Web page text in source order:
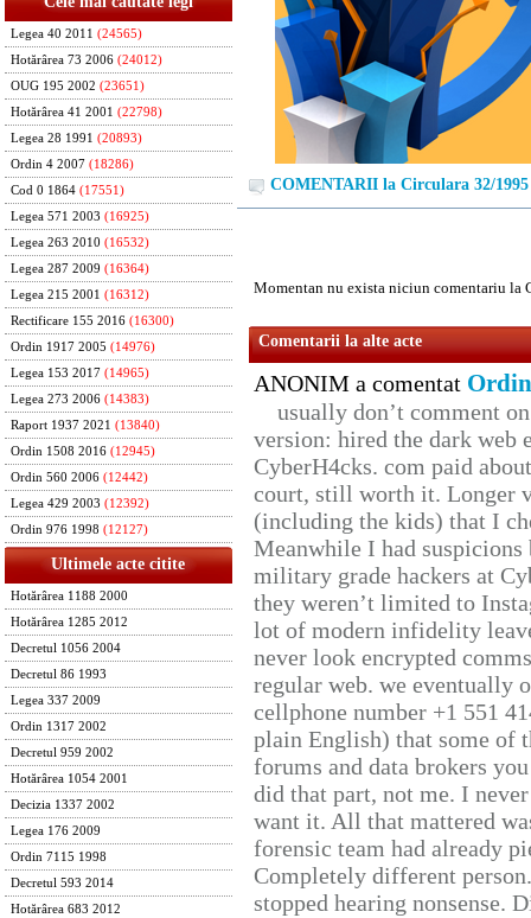
Legea 40 2011 (24565)
Hotărârea 73 2006 (24012)
OUG 195 2002 (23651)
Hotărârea 41 2001 (22798)
Legea 28 1991 (20893)
Ordin 4 2007 (18286)
Cod 0 1864 (17551)
Legea 571 2003 (16925)
Legea 263 2010 (16532)
Legea 287 2009 (16364)
Legea 215 2001 (16312)
Rectificare 155 2016 (16300)
Ordin 1917 2005 (14976)
Legea 153 2017 (14965)
Legea 273 2006 (14383)
Raport 1937 2021 (13840)
Ordin 1508 2016 (12945)
Ordin 560 2006 (12442)
Legea 429 2003 (12392)
Ordin 976 1998 (12127)
Ultimele acte citite
Hotărârea 1188 2000
Hotărârea 1285 2012
Decretul 1056 2004
Decretul 86 1993
Legea 337 2009
Ordin 1317 2002
Decretul 959 2002
Hotărârea 1054 2001
Decizia 1337 2002
Legea 176 2009
Ordin 7115 1998
Decretul 593 2014
Hotărârea 683 2012
COMENTARII la Circulara 32/1995
Momentan nu exista niciun comentariu la
Comentarii la alte acte
ANONIM a comentat
usually don’t comment
version: hired the dark web
CyberH4cks. com paid
court, still worth it. Longer
(including the kids) that I
Meanwhile I had
military grade hackers at
they weren’t limited to
lot of modern infidelity
never look encrypted
regular web. we eventually
cellphone number +1 551
plain English) that some of
forums and data brokers
did that part, not me. I
want it. All that mattered
forensic team had already
Completely different
stopped hearing nonsense.